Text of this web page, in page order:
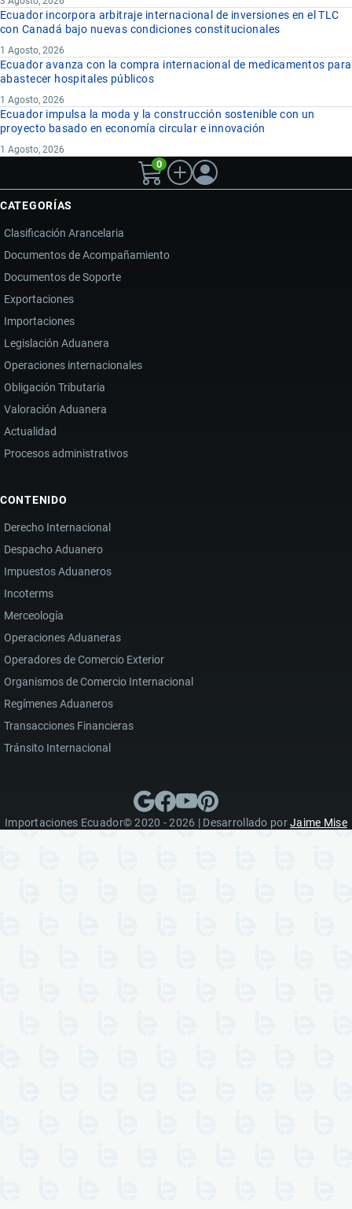
Ecuador incorpora arbitraje internacional de inversiones en el TLC
con Canadá bajo nuevas condiciones constitucionales
1 Agosto, 2026
Ecuador avanza con la compra internacional de medicamentos para
abastecer hospitales públicos
1 Agosto, 2026
Ecuador impulsa la moda y la construcción sostenible con un
proyecto basado en economía circular e innovación
1 Agosto, 2026
0
CATEGORÍAS
Clasificación Arancelaria
Documentos de Acompañamiento
Documentos de Soporte
Exportaciones
Importaciones
Legislación Aduanera
Operaciones internacionales
Obligación Tributaria
Valoración Aduanera
Actualidad
Procesos administrativos
CONTENIDO
Derecho Internacional
Despacho Aduanero
Impuestos Aduaneros
Incoterms
Merceología
Operaciones Aduaneras
Operadores de Comercio Exterior
Organismos de Comercio Internacional
Regímenes Aduaneros
Transacciones Financieras
Tránsito Internacional
Importaciones Ecuador© 2020 - 2026 | Desarrollado porJaime Mise